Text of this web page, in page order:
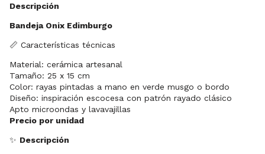
Descripción
Bandeja Onix Edimburgo
📏 Características técnicas
Material: cerámica artesanal
Tamaño: 25 x 15 cm
Color: rayas pintadas a mano en verde musgo o bordo
Diseño: inspiración escocesa con patrón rayado clásico
Apto microondas y lavavajillas
Precio por unidad
✨ Descripción